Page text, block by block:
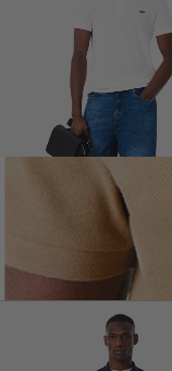
€110,00
Ανδρική Polo Μπλούζα
Pique Slim Fit